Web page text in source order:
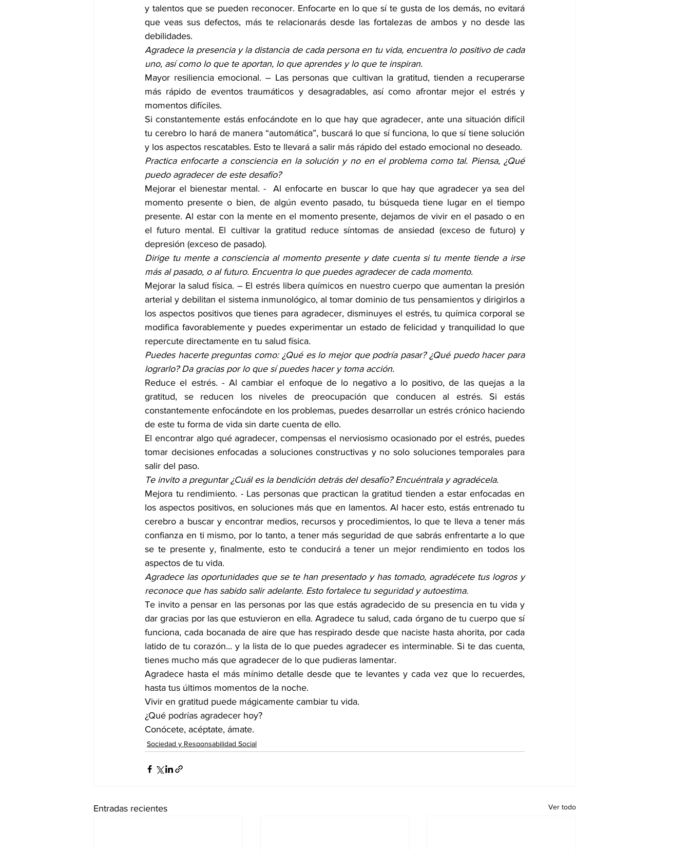
y talentos que se pueden reconocer. Enfocarte en lo que sí te gusta de los demás, no evitará
que veas sus defectos, más te relacionarás desde las fortalezas de ambos y no desde las
debilidades.
Agradece la presencia y la distancia de cada persona en tu vida, encuentra lo positivo de cada
uno, así como lo que te aportan, lo que aprendes y lo que te inspiran.
Mayor resiliencia emocional. – Las personas que cultivan la gratitud, tienden a recuperarse
más rápido de eventos traumáticos y desagradables, así como afrontar mejor el estrés y
momentos difíciles.
Si constantemente estás enfocándote en lo que hay que agradecer, ante una situación difícil
tu cerebro lo hará de manera “automática”, buscará lo que sí funciona, lo que sí tiene solución
y los aspectos rescatables. Esto te llevará a salir más rápido del estado emocional no deseado.
Practica enfocarte a consciencia en la solución y no en el problema como tal. Piensa, ¿Qué
puedo agradecer de este desafío?
Mejorar el bienestar mental. -  Al enfocarte en buscar lo que hay que agradecer ya sea del
momento presente o bien, de algún evento pasado, tu búsqueda tiene lugar en el tiempo
presente. Al estar con la mente en el momento presente, dejamos de vivir en el pasado o en
el futuro mental. El cultivar la gratitud reduce síntomas de ansiedad (exceso de futuro) y
depresión (exceso de pasado).
Dirige tu mente a consciencia al momento presente y date cuenta si tu mente tiende a irse
más al pasado, o al futuro. Encuentra lo que puedes agradecer de cada momento.
Mejorar la salud física. – El estrés libera químicos en nuestro cuerpo que aumentan la presión
arterial y debilitan el sistema inmunológico, al tomar dominio de tus pensamientos y dirigirlos a
los aspectos positivos que tienes para agradecer, disminuyes el estrés, tu química corporal se
modifica favorablemente y puedes experimentar un estado de felicidad y tranquilidad lo que
repercute directamente en tu salud física.
Puedes hacerte preguntas como: ¿Qué es lo mejor que podría pasar? ¿Qué puedo hacer para
lograrlo? Da gracias por lo que sí puedes hacer y toma acción.
Reduce el estrés. - Al cambiar el enfoque de lo negativo a lo positivo, de las quejas a la
gratitud, se reducen los niveles de preocupación que conducen al estrés. Si estás
constantemente enfocándote en los problemas, puedes desarrollar un estrés crónico haciendo
de este tu forma de vida sin darte cuenta de ello.
El encontrar algo qué agradecer, compensas el nerviosismo ocasionado por el estrés, puedes
tomar decisiones enfocadas a soluciones constructivas y no solo soluciones temporales para
salir del paso.
Te invito a preguntar ¿Cuál es la bendición detrás del desafío? Encuéntrala y agradécela.
Mejora tu rendimiento. - Las personas que practican la gratitud tienden a estar enfocadas en
los aspectos positivos, en soluciones más que en lamentos. Al hacer esto, estás entrenado tu
cerebro a buscar y encontrar medios, recursos y procedimientos, lo que te lleva a tener más
confianza en ti mismo, por lo tanto, a tener más seguridad de que sabrás enfrentarte a lo que
se te presente y, finalmente, esto te conducirá a tener un mejor rendimiento en todos los
aspectos de tu vida.
Agradece las oportunidades que se te han presentado y has tomado, agradécete tus logros y
reconoce que has sabido salir adelante. Esto fortalece tu seguridad y autoestima.
Te invito a pensar en las personas por las que estás agradecido de su presencia en tu vida y
dar gracias por las que estuvieron en ella. Agradece tu salud, cada órgano de tu cuerpo que sí
funciona, cada bocanada de aire que has respirado desde que naciste hasta ahorita, por cada
latido de tu corazón... y la lista de lo que puedes agradecer es interminable. Si te das cuenta,
tienes mucho más que agradecer de lo que pudieras lamentar.
Agradece hasta el más mínimo detalle desde que te levantes y cada vez que lo recuerdes,
hasta tus últimos momentos de la noche.
Vivir en gratitud puede mágicamente cambiar tu vida.
¿Qué podrías agradecer hoy?
Conócete, acéptate, ámate.
Sociedad y Responsabilidad Social
Entradas recientes Ver todo